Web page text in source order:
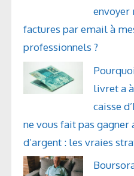
envoyer
factures par email à
professionnels ?
livret a
caisse
ne vous fait pas gagner
d’argent : les vraies